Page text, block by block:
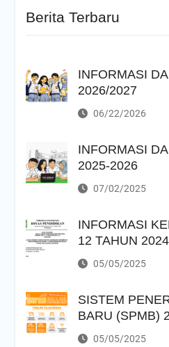
Berita Terbaru
INFORMASI
2026/2027
06/22/2026
INFORMASI
2025-2026
07/02/2025
INFORMASI
12 TAHUN
05/05/2025
SISTEM
BARU (SPMB)
05/05/2025